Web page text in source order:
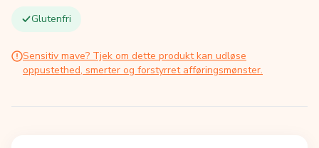
Glutenfri
Sensitiv mave? Tjek om dette produkt kan udløse
oppustethed, smerter og forstyrret afføringsmønster.